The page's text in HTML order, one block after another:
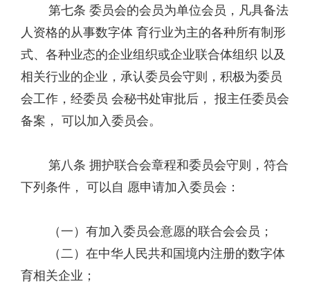
第七条 委员会的会员为单位会员，凡具备法
人资格的从事数字体 育行业为主的各种所有制形
式、各种业态的企业组织或企业联合体组织 以及
相关行业的企业，承认委员会守则，积极为委员
会工作，经委员 会秘书处审批后， 报主任委员会
备案， 可以加入委员会。
第八条 拥护联合会章程和委员会守则，符合
下列条件， 可以自 愿申请加入委员会：
（一）有加入委员会意愿的联合会会员；
（二）在中华人民共和国境内注册的数字体
育相关企业；